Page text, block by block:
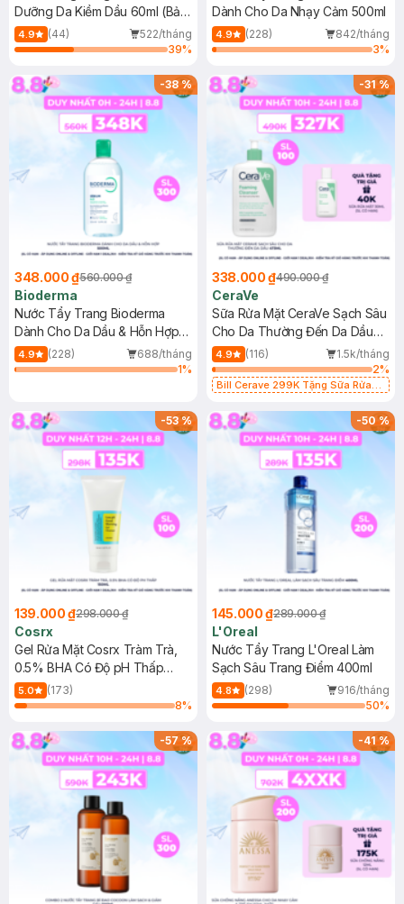
Dưỡng Da Kiềm Dầu 60ml (Bản
Mới)
4.9 (44)
522/tháng
39%
Dành Cho Da Nhạy Cảm 500ml
4.9 (228)
842/tháng
3%
-38%
348.000 ₫560.000 ₫
Bioderma
Nước Tẩy Trang Bioderma
Dành Cho Da Dầu & Hỗn Hợp
500ml
4.9 (228)
688/tháng
1%
-31%
338.000 ₫490.000 ₫
CeraVe
Sữa Rửa Mặt CeraVe Sạch Sâu
Cho Da Thường Đến Da Dầu
473ml
4.9 (116)
1.5k/tháng
2%
Bill Cerave 299K Tặng Sữa Rửa
-53%
139.000 ₫298.000 ₫
Cosrx
Gel Rửa Mặt Cosrx Tràm Trà,
0.5% BHA Có Độ pH Thấp
150ml
5.0
(173)
8%
-50%
145.000 ₫289.000 ₫
L'Oreal
Nước Tẩy Trang L'Oreal Làm
Sạch Sâu Trang Điểm 400ml
4.8 (298)
916/tháng
50%
-57% -41%